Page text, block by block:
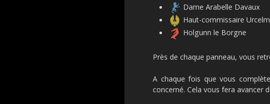
Dame Arabelle Davaux
Haut-commissaire
Holgunn le Borgne
Près de chaque panneau, vous
A chaque fois que vous
concerné. Cela vous fera avancer